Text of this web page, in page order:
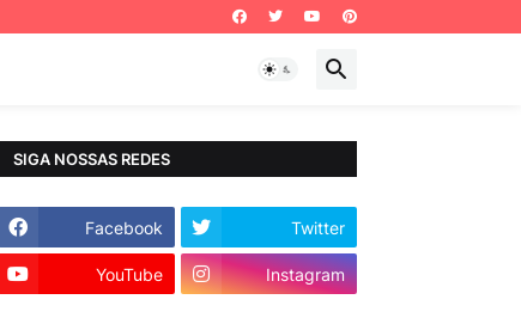
SIGA NOSSAS REDES
Facebook Twitter
YouTube Instagram